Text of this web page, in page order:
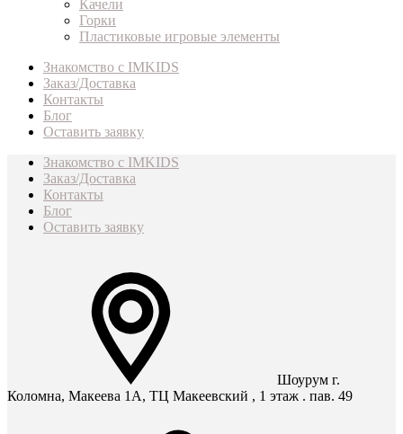
Качели
Горки
Пластиковые игровые элементы
Знакомство с IMKIDS
Заказ/Доставка
Контакты
Блог
Оставить заявку
Знакомство с IMKIDS
Заказ/Доставка
Контакты
Блог
Оставить заявку
Шоурум г.
Коломна, Макеева 1А, ТЦ Макеевский , 1 этаж . пав. 49